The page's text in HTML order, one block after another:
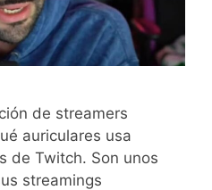
de streamers
auriculares usa
de Twitch. Son unos
streamings